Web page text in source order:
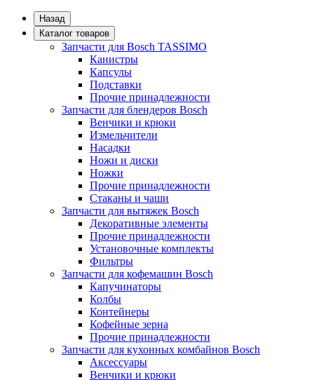
Назад
Каталог товаров
Запчасти для Bosch TASSIMO
Канистры
Капсулы
Подставки
Прочие принадлежности
Запчасти для блендеров Bosch
Венчики и крюки
Измельчители
Насадки
Ножи и диски
Ножки
Прочие принадлежности
Стаканы и чаши
Запчасти для вытяжек Bosch
Декоративные элементы
Прочие принадлежности
Установочные комплекты
Фильтры
Запчасти для кофемашин Bosch
Капучинаторы
Колбы
Контейнеры
Кофейные зерна
Прочие принадлежности
Запчасти для кухонных комбайнов Bosch
Аксессуары
Венчики и крюки